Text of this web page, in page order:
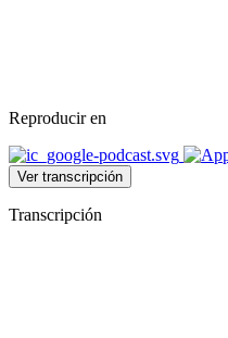
Reproducir en
Ver transcripción
Transcripción